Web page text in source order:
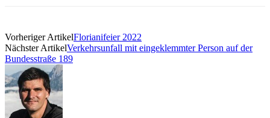
Vorheriger ArtikelFlorianifeier 2022
Nächster ArtikelVerkehrsunfall mit eingeklemmter Person auf der
Bundesstraße 189